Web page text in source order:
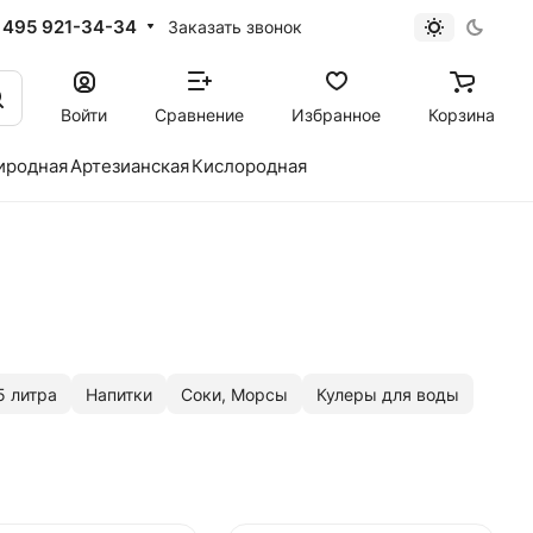
921-34-34 Заказать звонок
Войти Сравнение Избранное Корзина
АртезианскаяКислородная
литра Напитки Соки, Морсы Кулеры для воды